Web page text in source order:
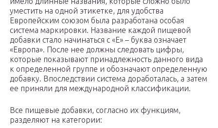
уместить на одной этикетке, для удобства
Европейским союзом была разработана особая
система маркировки. Название каждой пищевой
добавки стало начинаться с «Е» – буква означает
«Европа». После нее должны следовать цифры,
которые показывают принадлежность данного вида
к определенной группе и обозначают определенную
добавку. Впоследствии система доработалась, а затем
ее приняли для международной классификации.
Все пищевые добавки, согласно их функциям,
разделяют на категории: